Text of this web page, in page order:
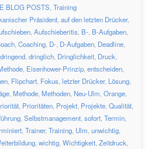
BLOG POSTS Training
Präsident auf den letzten Drücker,
, Aufschieberitis, B-, B-Aufgaben,
, Coaching, D-, D-Aufgaben, Deadline,
dringend, dringlich, Dringlichkeit, Druck
Eisenhower-Prinzip entscheiden
, Flipchart, Fokus, letzter Drücker, Lösung,
Methode Methoden Neu-Ulm Orange
Prioritäten Projekt Projekte Qualität
Selbstmanagement sofort Termin
Trainer, Training Ulm unwichtig
wichtig Wichtigkeit Zeitdruck